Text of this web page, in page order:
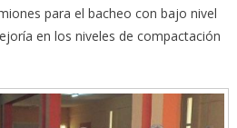
para el bacheo con bajo nivel
en los niveles de compactación